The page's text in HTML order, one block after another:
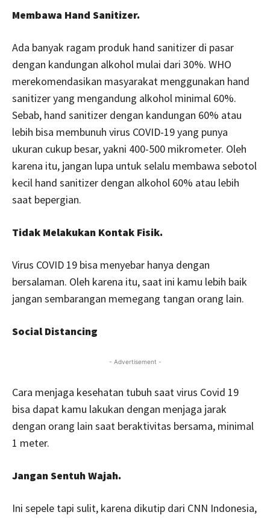
Membawa Hand Sanitizer.
Ada banyak ragam produk hand sanitizer di pasar
dengan kandungan alkohol mulai dari 30%. WHO
merekomendasikan masyarakat menggunakan hand
sanitizer yang mengandung alkohol minimal 60%.
Sebab, hand sanitizer dengan kandungan 60% atau
lebih bisa membunuh virus COVID-19 yang punya
ukuran cukup besar, yakni 400-500 mikrometer. Oleh
karena itu, jangan lupa untuk selalu membawa sebotol
kecil hand sanitizer dengan alkohol 60% atau lebih
saat bepergian.
Tidak Melakukan Kontak Fisik.
Virus COVID 19 bisa menyebar hanya dengan
bersalaman. Oleh karena itu, saat ini kamu lebih baik
jangan sembarangan memegang tangan orang lain.
Social Distancing
- Advertisement -
Cara menjaga kesehatan tubuh saat virus Covid 19
bisa dapat kamu lakukan dengan menjaga jarak
dengan orang lain saat beraktivitas bersama, minimal
1 meter.
Jangan Sentuh Wajah.
Ini sepele tapi sulit, karena dikutip dari CNN Indonesia,